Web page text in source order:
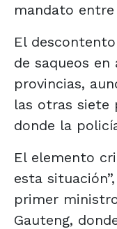
mandato entre
El
de saqueos
provincias,
las otras siete
donde la
El elemento
esta
primer
Gauteng,